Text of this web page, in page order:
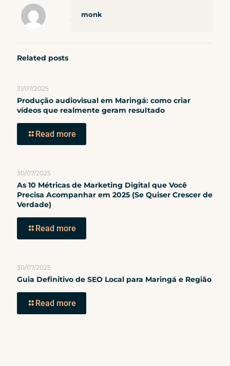
monk
Related posts
31/07/2025
Produção audiovisual em Maringá: como criar
vídeos que realmente geram resultado
Read more
30/07/2025
As 10 Métricas de Marketing Digital que Você
Precisa Acompanhar em 2025 (Se Quiser Crescer de
Verdade)
Read more
30/07/2025
Guia Definitivo de SEO Local para Maringá e Região
Read more